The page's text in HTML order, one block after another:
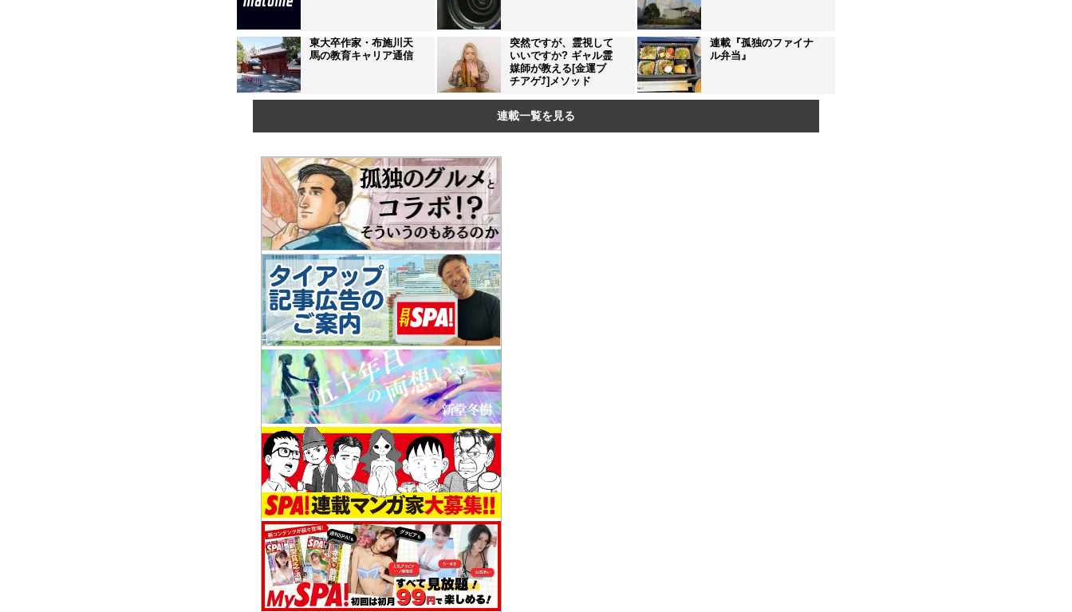
東大卒作家・布施川天
馬の教育キャリア通信
突然ですが、霊視して
いいですか? ギャル霊
媒師が教える[金運ブ
チアゲ⤴]メソッド
連載『孤独のファイナ
ル弁当』
連載一覧を見る